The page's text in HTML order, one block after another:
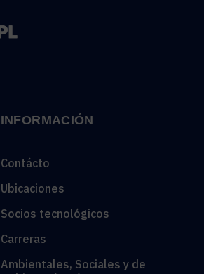
INFORMACIÓN
Contácto
Ubicaciones
Socios tecnológicos
Carreras
Ambientales, Sociales y de